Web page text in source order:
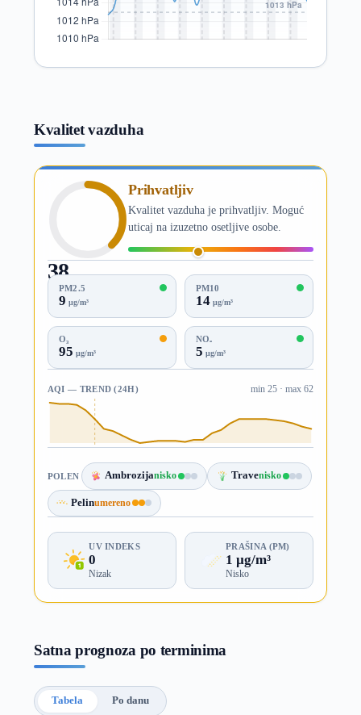
Kvalitet vazduha
38
AQI
Prihvatljiv
Kvalitet vazduha je prihvatljiv. Moguć
uticaj na izuzetno osetljive osobe.
PM2.5
9 µg/m³
PM10
14µg/m³
O₃
95 µg/m³
NO₂
5 µg/m³
AQI — TREND (24H) min 25 · max 62
POLEN Ambrozijanisko Travenisko
Pelinumereno
UV INDEKS
0
Nizak
PRAŠINA (PM)
1 µg/m³
Nisko
Satna prognoza po terminima
Tabela Po danu